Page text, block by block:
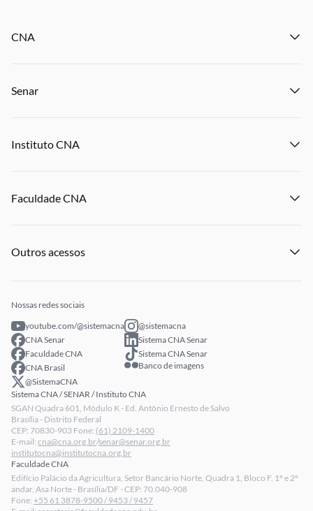
CNA
Senar
Instituto CNA
Faculdade CNA
Outros acessos
Política de Privacidade
LGPD - Lei Geral de Proteção de Dados
Relatórios de Transparência Salarial da CNA
Nossas redes sociais
youtube.com/@sistemacna
CNA Senar
Faculdade CNA
CNA Brasil
@SistemaCNA
@sistemacna
Sistema CNA Senar
Sistema CNA Senar
Banco de imagens
Sistema CNA / SENAR / Instituto CNA
SGAN Quadra 601, Módulo K - Ed. Antônio Ernesto de Salvo
Brasília - Distrito Federal
CEP: 70830-903 Fone: (61) 2109-1400
E-mail: cna@cna.org.br/senar@senar.org.br
institutocna@institutocna.org.br
Faculdade CNA
Edifício Palácio da Agricultura, Setor Bancário Norte, Quadra 1, Bloco F, 1º e 2º
andar, Asa Norte - Brasília/DF - CEP: 70.040-908
Fone: +55 61 3878-9500 / 9453 / 9457